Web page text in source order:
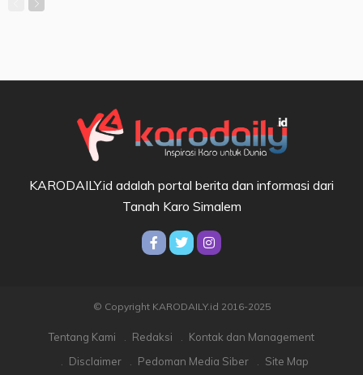
KARODAILY.id adalah portal berita dan informasi dari
Tanah Karo Simalem
© Copyright KARODAILY.id 2016-2025
Tentang Kami Redaksi
Kontak dan Management
Disclaimer
Pedoman Media Siber Site Map